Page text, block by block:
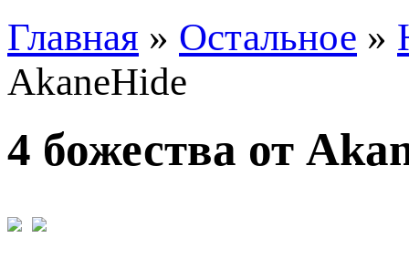
Главная » Остальное »
AkaneHide
4 божества от